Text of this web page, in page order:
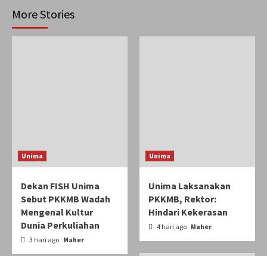
More Stories
Unima
Dekan FISH Unima
Sebut PKKMB Wadah
Mengenal Kultur
Dunia Perkuliahan
3 hari ago Maher
Unima
Unima Laksanakan
PKKMB, Rektor:
Hindari Kekerasan
4 hari ago Maher